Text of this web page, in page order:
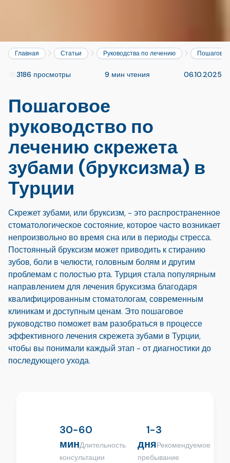
Главная Статьи Руководства по лечению
3186 просмотры 9 мин чтения 06.10.2025
Пошаговое
руководство по
лечению скрежета
зубами (бруксизма) в
Турции
Скрежет зубами, или бруксизм, - это распространенное
стоматологическое состояние, которое часто возникает
непроизвольно во время сна или в периоды стресса.
Постоянный бруксизм может приводить к стиранию
зубов, боли в челюсти, головным болям и другим
проблемам с полостью рта. Турция стала популярным
направлением для лечения бруксизма благодаря
квалифицированным стоматологам, современным
клиникам и доступным ценам. Это пошаговое
руководство поможет вам разобраться в процессе
эффективного лечения скрежета зубами в Турции,
чтобы вы понимали каждый этап - от диагностики до
последующего ухода.
30-60
минДлительность
консультации
1-3
дняРекомендуемое
пребывание